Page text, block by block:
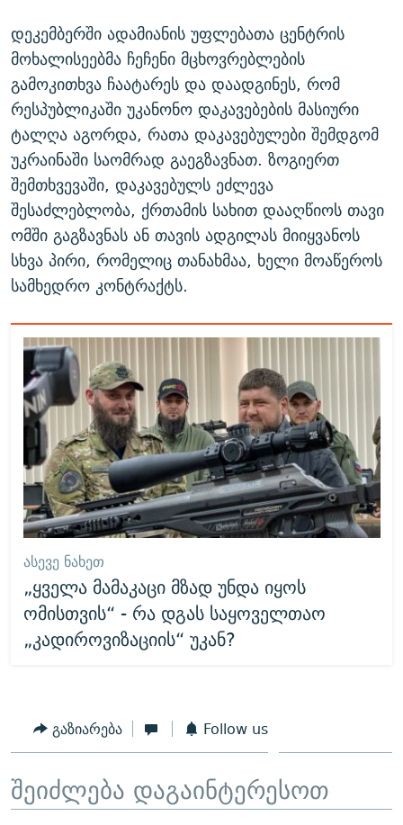
დეკემბერში ადამიანის უფლებათა ცენტრის
მოხალისეებმა ჩეჩენი მცხოვრებლების
გამოკითხვა ჩაატარეს და დაადგინეს, რომ
რესპუბლიკაში უკანონო დაკავებების მასიური
ტალღა აგორდა, რათა დაკავებულები შემდგომ
უკრაინაში საომრად გაეგზავნათ. ზოგიერთ
შემთხვევაში, დაკავებულს ეძლევა
შესაძლებლობა, ქრთამის სახით დააღწიოს თავი
ომში გაგზავნას ან თავის ადგილას მიიყვანოს
სხვა პირი, რომელიც თანახმაა, ხელი მოაწეროს
სამხედრო კონტრაქტს.
ᲐᲡᲔᲕᲔ ᲜᲐᲮᲔᲗ
„ყველა მამაკაცი მზად უნდა იყოს
ომისთვის“ - რა დგას საყოველთაო
„კადიროვიზაციის“ უკან?
გაზიარება Follow us
შეიძლება დაგაინტერესოთ